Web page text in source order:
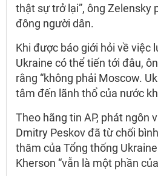
thật sự trở lại”, ông Zelensky
đông người dân.
Khi được báo giới hỏi về việc
Ukraine có thể tiến tới đâu,
rằng “không phải Moscow.
tâm đến lãnh thổ của nước
Theo hãng tin AP, phát ngôn
Dmitry Peskov đã từ chối
thăm của Tổng thống
Kherson “vẫn là một phần